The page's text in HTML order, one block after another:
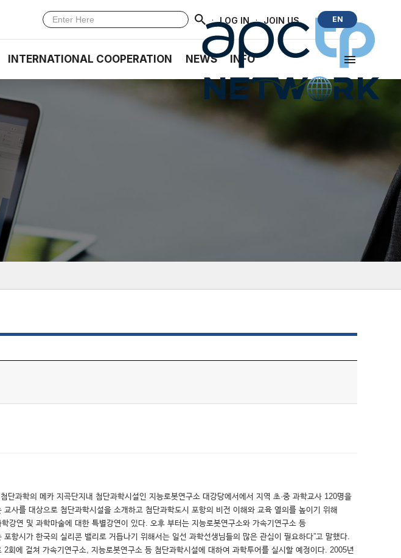
· LOG IN · JOIN US EN
INTERNATIONAL COOPERATION NEWS INFO
과학의 메카 지곡단지내 첨단과학시설인 지능로봇연구소 대강당에서에서 지역 초·중 과학교사 120명을
사를 대상으로 첨단과학시설을 소개하고 첨단과학도시 포항의 비전 이해와 교육 열의를 높이기 위해
강연 및 과학마술에 대한 특별강연이 있다. 오후 부터는 지능로봇연구소와 가속기연구소 등
항시가 한국의 실리콘 밸리로 거듭나기 위해서는 일선 과학선생님들의 많은 관심이 필요하다”고 말했다.
에 걸쳐 가속기연구소, 지능로봇연구소 등 첨단과학시설에 대하여 과학투어를 실시할 예정이다. 2005년